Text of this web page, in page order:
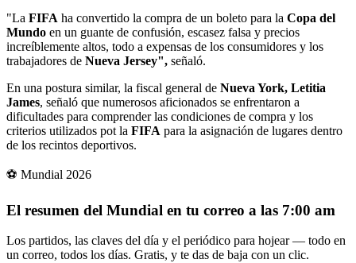
"La FIFA ha convertido la compra de un boleto para la Copa del
Mundo en un guante de confusión, escasez falsa y precios
increíblemente altos, todo a expensas de los consumidores y los
trabajadores de Nueva Jersey", señaló.
En una postura similar, la fiscal general de Nueva York, Letitia
James, señaló que numerosos aficionados se enfrentaron a
dificultades para comprender las condiciones de compra y los
criterios utilizados pot la FIFA para la asignación de lugares dentro
de los recintos deportivos.
⚽ Mundial 2026
El resumen del Mundial en tu correo a las 7:00 am
Los partidos, las claves del día y el periódico para hojear — todo en
un correo, todos los días. Gratis, y te das de baja con un clic.